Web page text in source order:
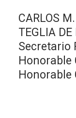
CARLOS
TEGLIA
Secretario
Honorable
Honorable